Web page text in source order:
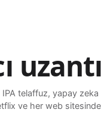
IPA telaffuz, yapay
ve her web